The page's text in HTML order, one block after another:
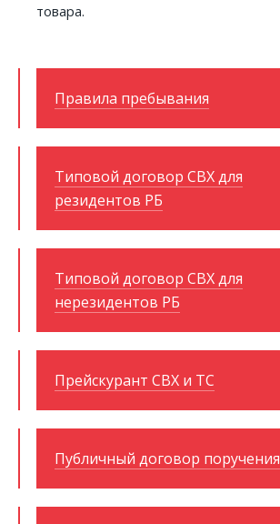
Партнерам
Перевозчику
Таможенному представителю
Контакты
товара.
Правила пребывания
Типовой договор СВХ для
резидентов РБ
Типовой договор СВХ для
нерезидентов РБ
Прейскурант СВХ и ТС
Публичный договор поручения